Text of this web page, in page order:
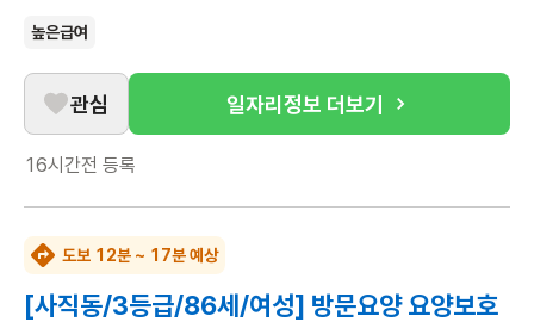
높은급여
관심 일자리정보 더보기
16시간전 등록
도보 12분 ~ 17분 예상
[사직동/3등급/86세/여성] 방문요양 요양보호